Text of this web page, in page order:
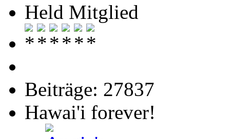
Held Mitglied
Beiträge: 27837
Hawai'i forever!